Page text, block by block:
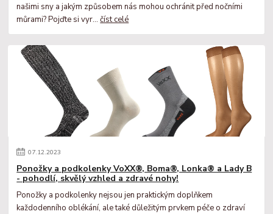
našimi sny a jakým způsobem nás mohou ochránit před nočními
můrami? Pojďte si vyr...číst celé
07.12.2023
Ponožky a podkolenky VoXX®, Boma®, Lonka® a Lady B
- pohodlí, skvělý vzhled a zdravé nohy!
Ponožky a podkolenky nejsou jen praktickým doplňkem
každodenního oblékání, ale také důležitým prvkem péče o zdraví